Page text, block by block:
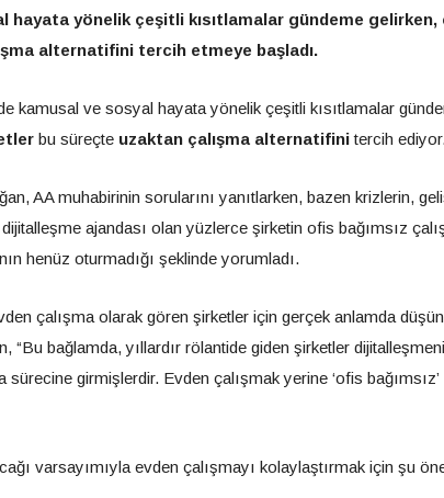
yönelik çeşitli kısıtlamalar gündeme gelirken,
alternatifini tercih etmeye başladı.
kamusal ve sosyal hayata yönelik çeşitli kısıtlamalar
bu süreçte uzaktan çalışma alternatifinitercih ediyor.
AA muhabirinin sorularını yanıtlarken, bazen krizlerin,
ajandası olan yüzlerce şirketin ofis bağımsız
henüz oturmadığı şeklinde yorumladı.
çalışma olarak gören şirketler için gerçek anlamda
“Bu bağlamda, yıllardır rölantide giden şirketler
girmişlerdir. Evden çalışmak yerine ‘ofis bağımsız’
varsayımıyla evden çalışmayı kolaylaştırmak için şu